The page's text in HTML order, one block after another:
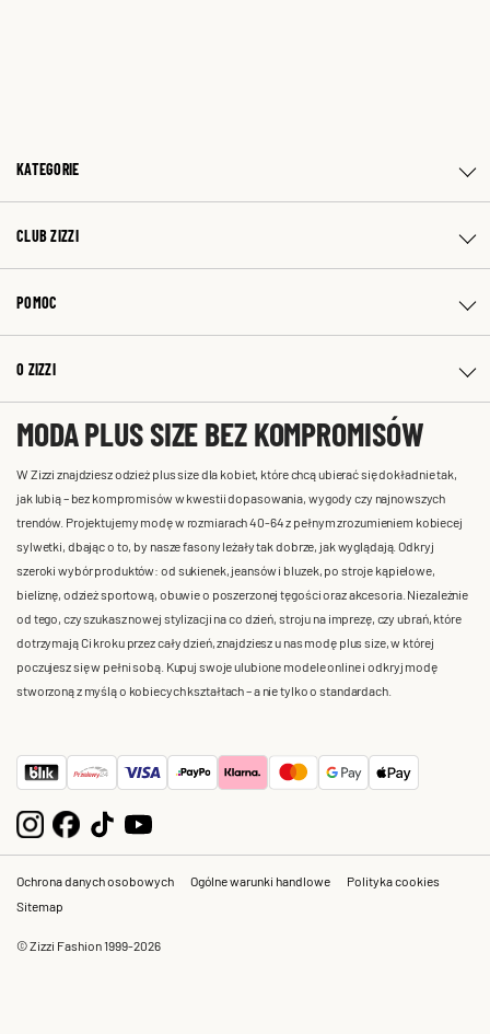
KATEGORIE
CLUB ZIZZI
POMOC
O ZIZZI
MODA PLUS SIZE BEZ KOMPROMISÓW
W Zizzi znajdziesz odzież plus size dla kobiet, które chcą ubierać się dokładnie tak,
jak lubią – bez kompromisów w kwestii dopasowania, wygody czy najnowszych
trendów. Projektujemy modę w rozmiarach 40-64 z pełnym zrozumieniem kobiecej
sylwetki, dbając o to, by nasze fasony leżały tak dobrze, jak wyglądają. Odkryj
szeroki wybór produktów: od sukienek, jeansów i bluzek, po stroje kąpielowe,
bieliznę, odzież sportową, obuwie o poszerzonej tęgości oraz akcesoria. Niezależnie
od tego, czy szukasz nowej stylizacji na co dzień, stroju na imprezę, czy ubrań, które
dotrzymają Ci kroku przez cały dzień, znajdziesz u nas modę plus size, w której
poczujesz się w pełni sobą. Kupuj swoje ulubione modele online i odkryj modę
stworzoną z myślą o kobiecych kształtach – a nie tylko o standardach.
Ochrona danych osobowych Ogólne warunki handlowe
Polityka cookies
Sitemap
© Zizzi Fashion 1999-2026